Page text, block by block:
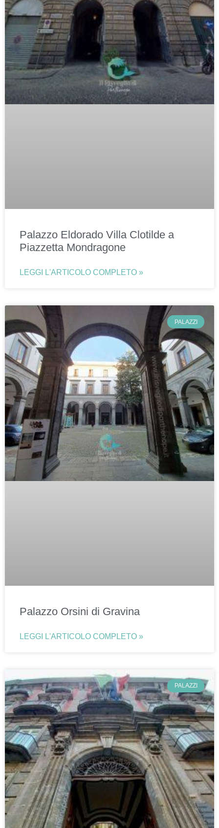
Palazzo Eldorado Villa Clotilde a
Piazzetta Mondragone
LEGGI L'ARTICOLO COMPLETO »
PALAZZI
Palazzo Orsini di Gravina
LEGGI L'ARTICOLO COMPLETO »
PALAZZI